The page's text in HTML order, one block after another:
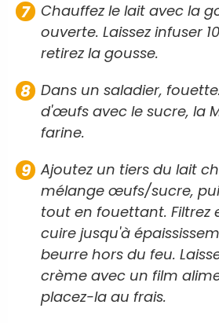
Chauffez le lait avec la
ouverte. Laissez infuser
retirez la gousse.
Dans un saladier,
d'œufs avec le sucre, la
farine.
Ajoutez un tiers du lait
mélange œufs/sucre,
tout en fouettant. Filtrez
cuire jusqu'à
beurre hors du feu.
crème avec un film
placez-la au frais.